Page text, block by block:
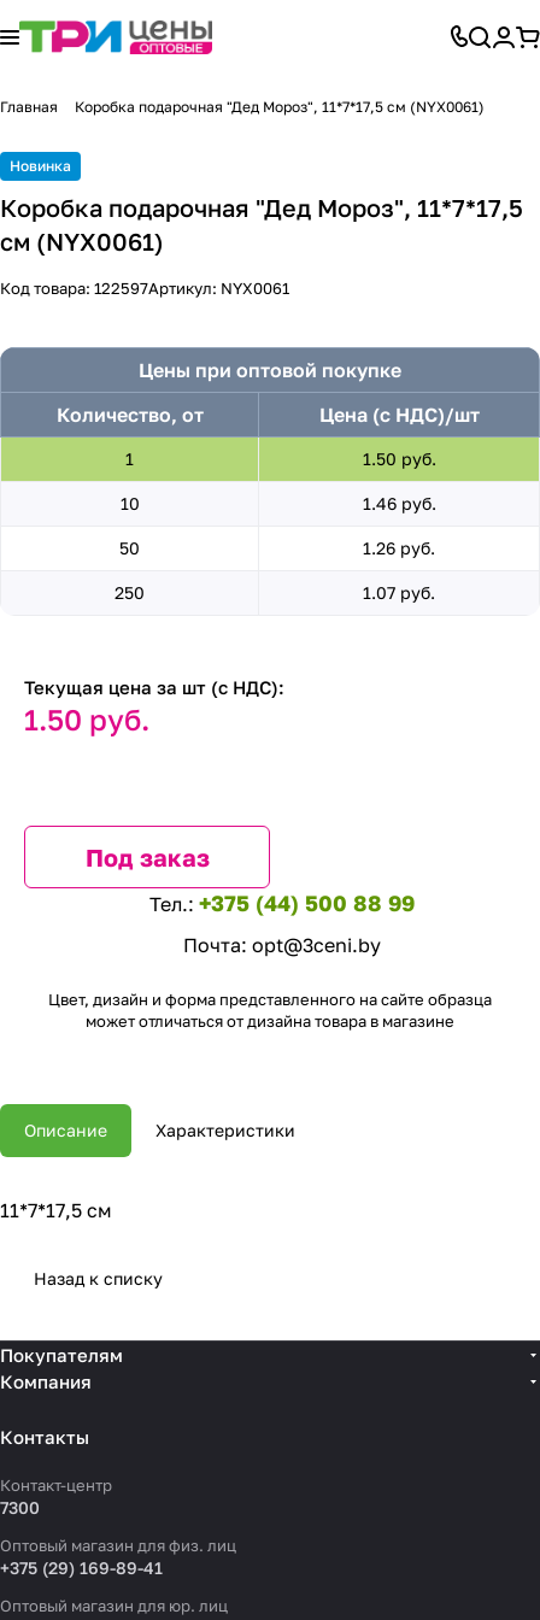
Главная Коробка подарочная "Дед Мороз", 11*7*17,5 см (NYX0061)
Новинка
Коробка подарочная "Дед Мороз", 11*7*17,5
см (NYX0061)
Код товара: 122597Артикул: NYX0061
Цены при оптовой покупке
Количество, от
Цена (с НДС)/шт
1 1.50 руб.
10 1.46 руб.
50 1.26 руб.
250 1.07 руб.
Текущая цена за шт (с НДС):
1.50 руб.
Под заказ
Тел.: +375 (44) 500 88 99
Почта: opt@3ceni.by
Цвет, дизайн и форма представленного на сайте образца
может отличаться от дизайна товара в магазине
Описание Характеристики
11*7*17,5 см
Назад к списку
Покупателям
Компания
Контакты
Контакт-центр
7300
Оптовый магазин для физ. лиц
+375 (29) 169-89-41
Оптовый магазин для юр. лиц